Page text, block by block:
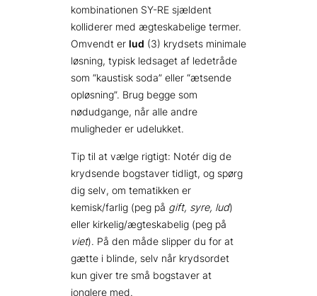
kombinationen SY-RE sjældent
kolliderer med ægteskabelige termer.
Omvendt er lud (3) krydsets minimale
løsning, typisk ledsaget af ledetråde
som “kaustisk soda” eller “ætsende
opløsning”. Brug begge som
nødudgange, når alle andre
muligheder er udelukket.
Tip til at vælge rigtigt: Notér dig de
krydsende bogstaver tidligt, og spørg
dig selv, om tematikken er
kemisk/farlig (peg på gift, syre, lud)
eller kirkelig/ægteskabelig (peg på
viet). På den måde slipper du for at
gætte i blinde, selv når krydsordet
kun giver tre små bogstaver at
jonglere med.